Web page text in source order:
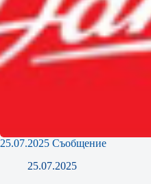
25.07.2025 Съобщение
25.07.2025